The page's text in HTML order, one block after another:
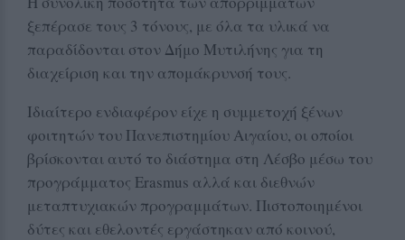
ξεπέρασε τους 3 τόνους, με όλα τα υλικά να
παραδίδονται στον Δήμο Μυτιλήνης για τη
διαχείριση και την απομάκρυνσή τους.
Ιδιαίτερο ενδιαφέρον είχε η συμμετοχή ξένων
φοιτητών του Πανεπιστημίου Αιγαίου, οι οποίοι
βρίσκονται αυτό το διάστημα στη Λέσβο μέσω του
προγράμματος Erasmus αλλά και διεθνών
μεταπτυχιακών προγραμμάτων. Πιστοποιημένοι
δύτες και εθελοντές εργάστηκαν από κοινού,